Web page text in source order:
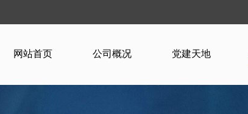
网站首页 公司概况 党建天地